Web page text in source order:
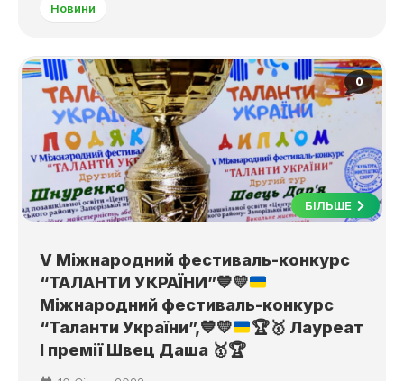
Новини
0
БІЛЬШЕ
V Міжнародний фестиваль-конкурс
“ТАЛАНТИ УКРАЇНИ”💙💛
Міжнародний фестиваль-конкурс
“Таланти України”,💙💛 🏆🥇 Лауреат
І премії Швец Даша 🥇🏆